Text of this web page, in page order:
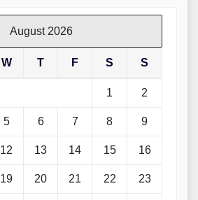
August 2026
W T F S S
1 2
5 6 7 8 9
12 13 14 15 16
19 20 21 22 23